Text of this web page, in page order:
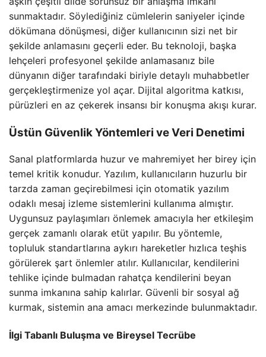
sunmaktadır. Söylediğiniz cümlelerin saniyeler içinde
dökümana dönüşmesi, diğer kullanıcının sizi net bir
şekilde anlamasını geçerli eder. Bu teknoloji, başka
lehçeleri profesyonel şekilde anlamasanız bile
dünyanın diğer tarafındaki biriyle detaylı muhabbetler
gerçekleştirmenize yol açar. Dijital algoritma katkısı,
pürüzleri en az çekerek insansı bir konuşma akışı kurar.
Üstün Güvenlik Yöntemleri ve Veri Denetimi
Sanal platformlarda huzur ve mahremiyet her birey için
temel kritik konudur. Yazılım, kullanıcıların huzurlu bir
tarzda zaman geçirebilmesi için otomatik yazılım
odaklı mesaj izleme sistemlerini kullanıma almıştır.
Uygunsuz paylaşımları önlemek amacıyla her etkileşim
gerçek zamanlı olarak etüt yapılır. Bu yöntemle,
topluluk standartlarına aykırı hareketler hızlıca teşhis
görülerek şart önlemler atılır. Kullanıcılar, kendilerini
tehlike içinde bulmadan rahatça kendilerini beyan
sunma imkanına sahip kalırlar. Güvenli bir sosyal ağ
kurmak, sistemin ana amacı merkezinde bulunmaktadır.
İlgi Tabanlı Buluşma ve Bireysel Tecrübe